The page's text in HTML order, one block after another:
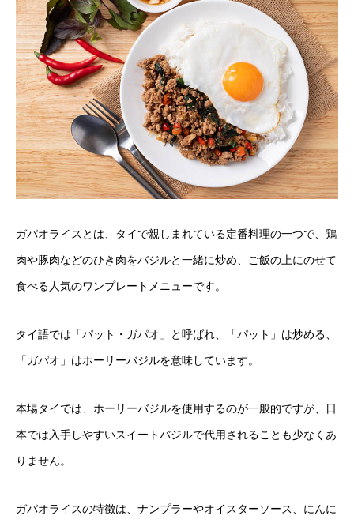
ガパオライスとは、タイで親しまれている定番料理の一つで、鶏
肉や豚肉などのひき肉をバジルと一緒に炒め、ご飯の上にのせて
食べる人気のワンプレートメニューです。
タイ語では「パット・ガパオ」と呼ばれ、「パット」は炒める、
「ガパオ」はホーリーバジルを意味しています。
本場タイでは、ホーリーバジルを使用するのが一般的ですが、日
本では入手しやすいスイートバジルで代用されることも少なくあ
りません。
ガパオライスの特徴は、ナンプラーやオイスターソース、にんに